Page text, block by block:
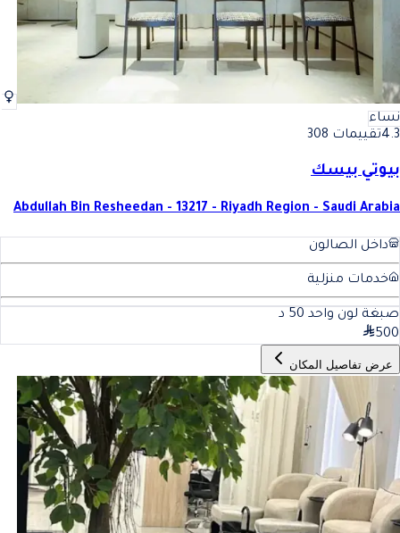
نساء
4.3تقييمات 308
بيوتي بيسك
Abdullah Bin Resheedan - 13217 - Riyadh Region - Saudi Arabia
داخل الصالون
خدمات منزلية
صبغة لون واحد 50 د
500
عرض تفاصيل المكان